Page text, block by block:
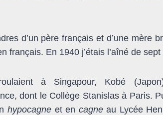
d’un père français et d’une mère
français. En 1940 j’étais l’aîné de
à Singapour, Kobé
dont le Collège Stanislas à Paris.
hypocagneet en cagneau Lycée